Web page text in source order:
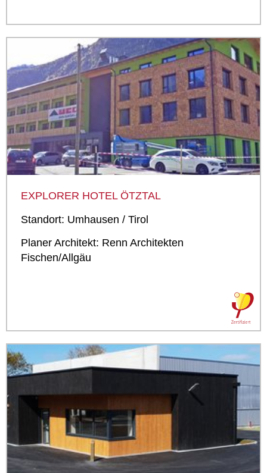
EXPLORER HOTEL ÖTZTAL
Standort: Umhausen / Tirol
Planer Architekt: Renn Architekten
Fischen/Allgäu